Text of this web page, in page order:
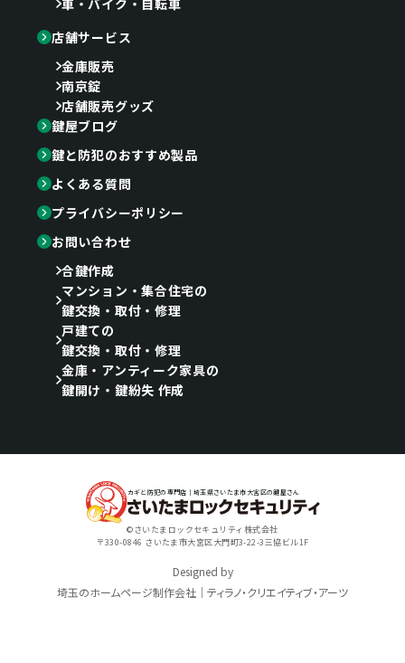
店舗サービス
金庫販売
南京錠
店舗販売グッズ
鍵屋ブログ
鍵と防犯のおすすめ製品
よくある質問
プライバシーポリシー
お問い合わせ
合鍵作成
マンション・集合住宅の
鍵交換・取付・修理
戸建ての
鍵交換・取付・修理
金庫・アンティーク家具の
鍵開け・鍵紛失 作成
カギと防犯の専門店｜埼玉県さいたま市大宮区の鍵屋さん
©さいたまロックセキュリティ株式会社
〒330-0846 さいたま市大宮区大門町3-22-3三協ビル1F
Designed by
埼玉のホームページ制作会社｜ティラノ・クリエイティブ・アーツ